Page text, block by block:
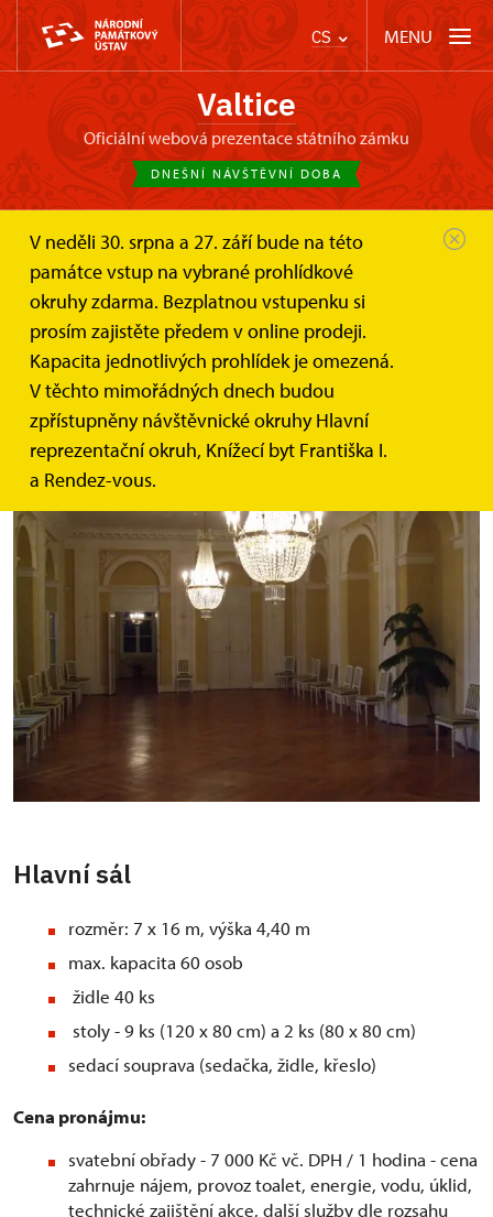
CS MENU
Valtice
oficiální webová prezentace státního zámku
DNEŠNÍ NÁVŠTĚVNÍ DOBA
V neděli 30. srpna a 27. září bude na této
památce vstup na vybrané prohlídkové
okruhy zdarma. Bezplatnou vstupenku si
prosím zajistěte předem v online prodeji.
Kapacita jednotlivých prohlídek je omezená.
V těchto mimořádných dnech budou
zpřístupněny návštěvnické okruhy Hlavní
reprezentační okruh, Knížecí byt Františka I.
a Rendez-vous.
Zámek Valtice
Svatby a pronájmy
Salónky na zámečku Rendez-vous
Sál a salónek loveckého zámečku
Rendez-vous
Dvě krásné místnosti pro svatby či jiné slavnostní
příležitosti
Hlavní sál
rozměr: 7 x 16 m, výška 4,40 m
max. kapacita 60 osob
židle 40 ks
stoly - 9 ks (120 x 80 cm) a 2 ks (80 x 80 cm)
sedací souprava (sedačka, židle, křeslo)
Cena pronájmu:
svatební obřady - 7 000 Kč vč. DPH / 1 hodina - cena
zahrnuje nájem, provoz toalet, energie, vodu, úklid,
technické zajištění akce, další služby dle rozsahu